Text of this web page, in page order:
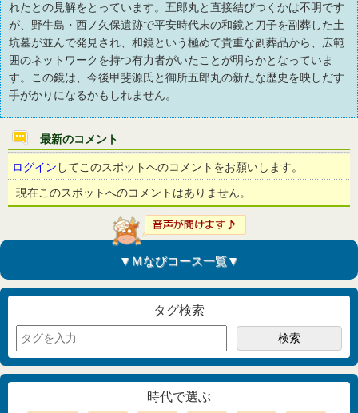
れたとの見解をとっています。五郎丸と直接結びつくかは不明です
が、野牛島・西ノ久保遺跡で平安時代末の和鏡と刀子を副葬した土
坑墓が並んで発見され、和鏡という極めて貴重な副葬品から、広範
囲のネットワークを持つ有力者がいたことが明らかとなっていま
す。この鏡は、今後甲斐源氏と御所五郎丸の新たな歴史を映しだす
手がかりになるかもしれません。
最新のコメント
ログイン してこのスポットへのコメントをお願いします。
現在このスポットへのコメントはありません。
▼Ｍなびコース一覧▼
タグ検索
時代で選ぶ